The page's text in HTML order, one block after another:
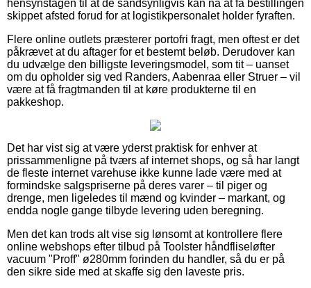
hensynstagen til at de sandsynligvis kan nå at få bestillingen
skippet afsted forud for at logistikpersonalet holder fyraften.
Flere online outlets præsterer portofri fragt, men oftest er det
påkrævet at du aftager for et bestemt beløb. Derudover kan
du udvælge den billigste leveringsmodel, som tit – uanset
om du opholder sig ved Randers, Aabenraa eller Struer – vil
være at få fragtmanden til at køre produkterne til en
pakkeshop.
Det har vist sig at være yderst praktisk for enhver at
prissammenligne på tværs af internet shops, og så har langt
de fleste internet varehuse ikke kunne lade være med at
formindske salgspriserne på deres varer – til piger og
drenge, men ligeledes til mænd og kvinder – markant, og
endda nogle gange tilbyde levering uden beregning.
Men det kan trods alt vise sig lønsomt at kontrollere flere
online webshops efter tilbud på Toolster håndfliseløfter
vacuum "Proff" ø280mm forinden du handler, så du er på
den sikre side med at skaffe sig den laveste pris.